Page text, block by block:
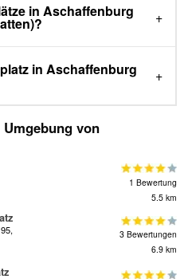
in Aschaffenburg
in Aschaffenburg
von
1 Bewertung
5.5 km
3 Bewertungen
6.9 km